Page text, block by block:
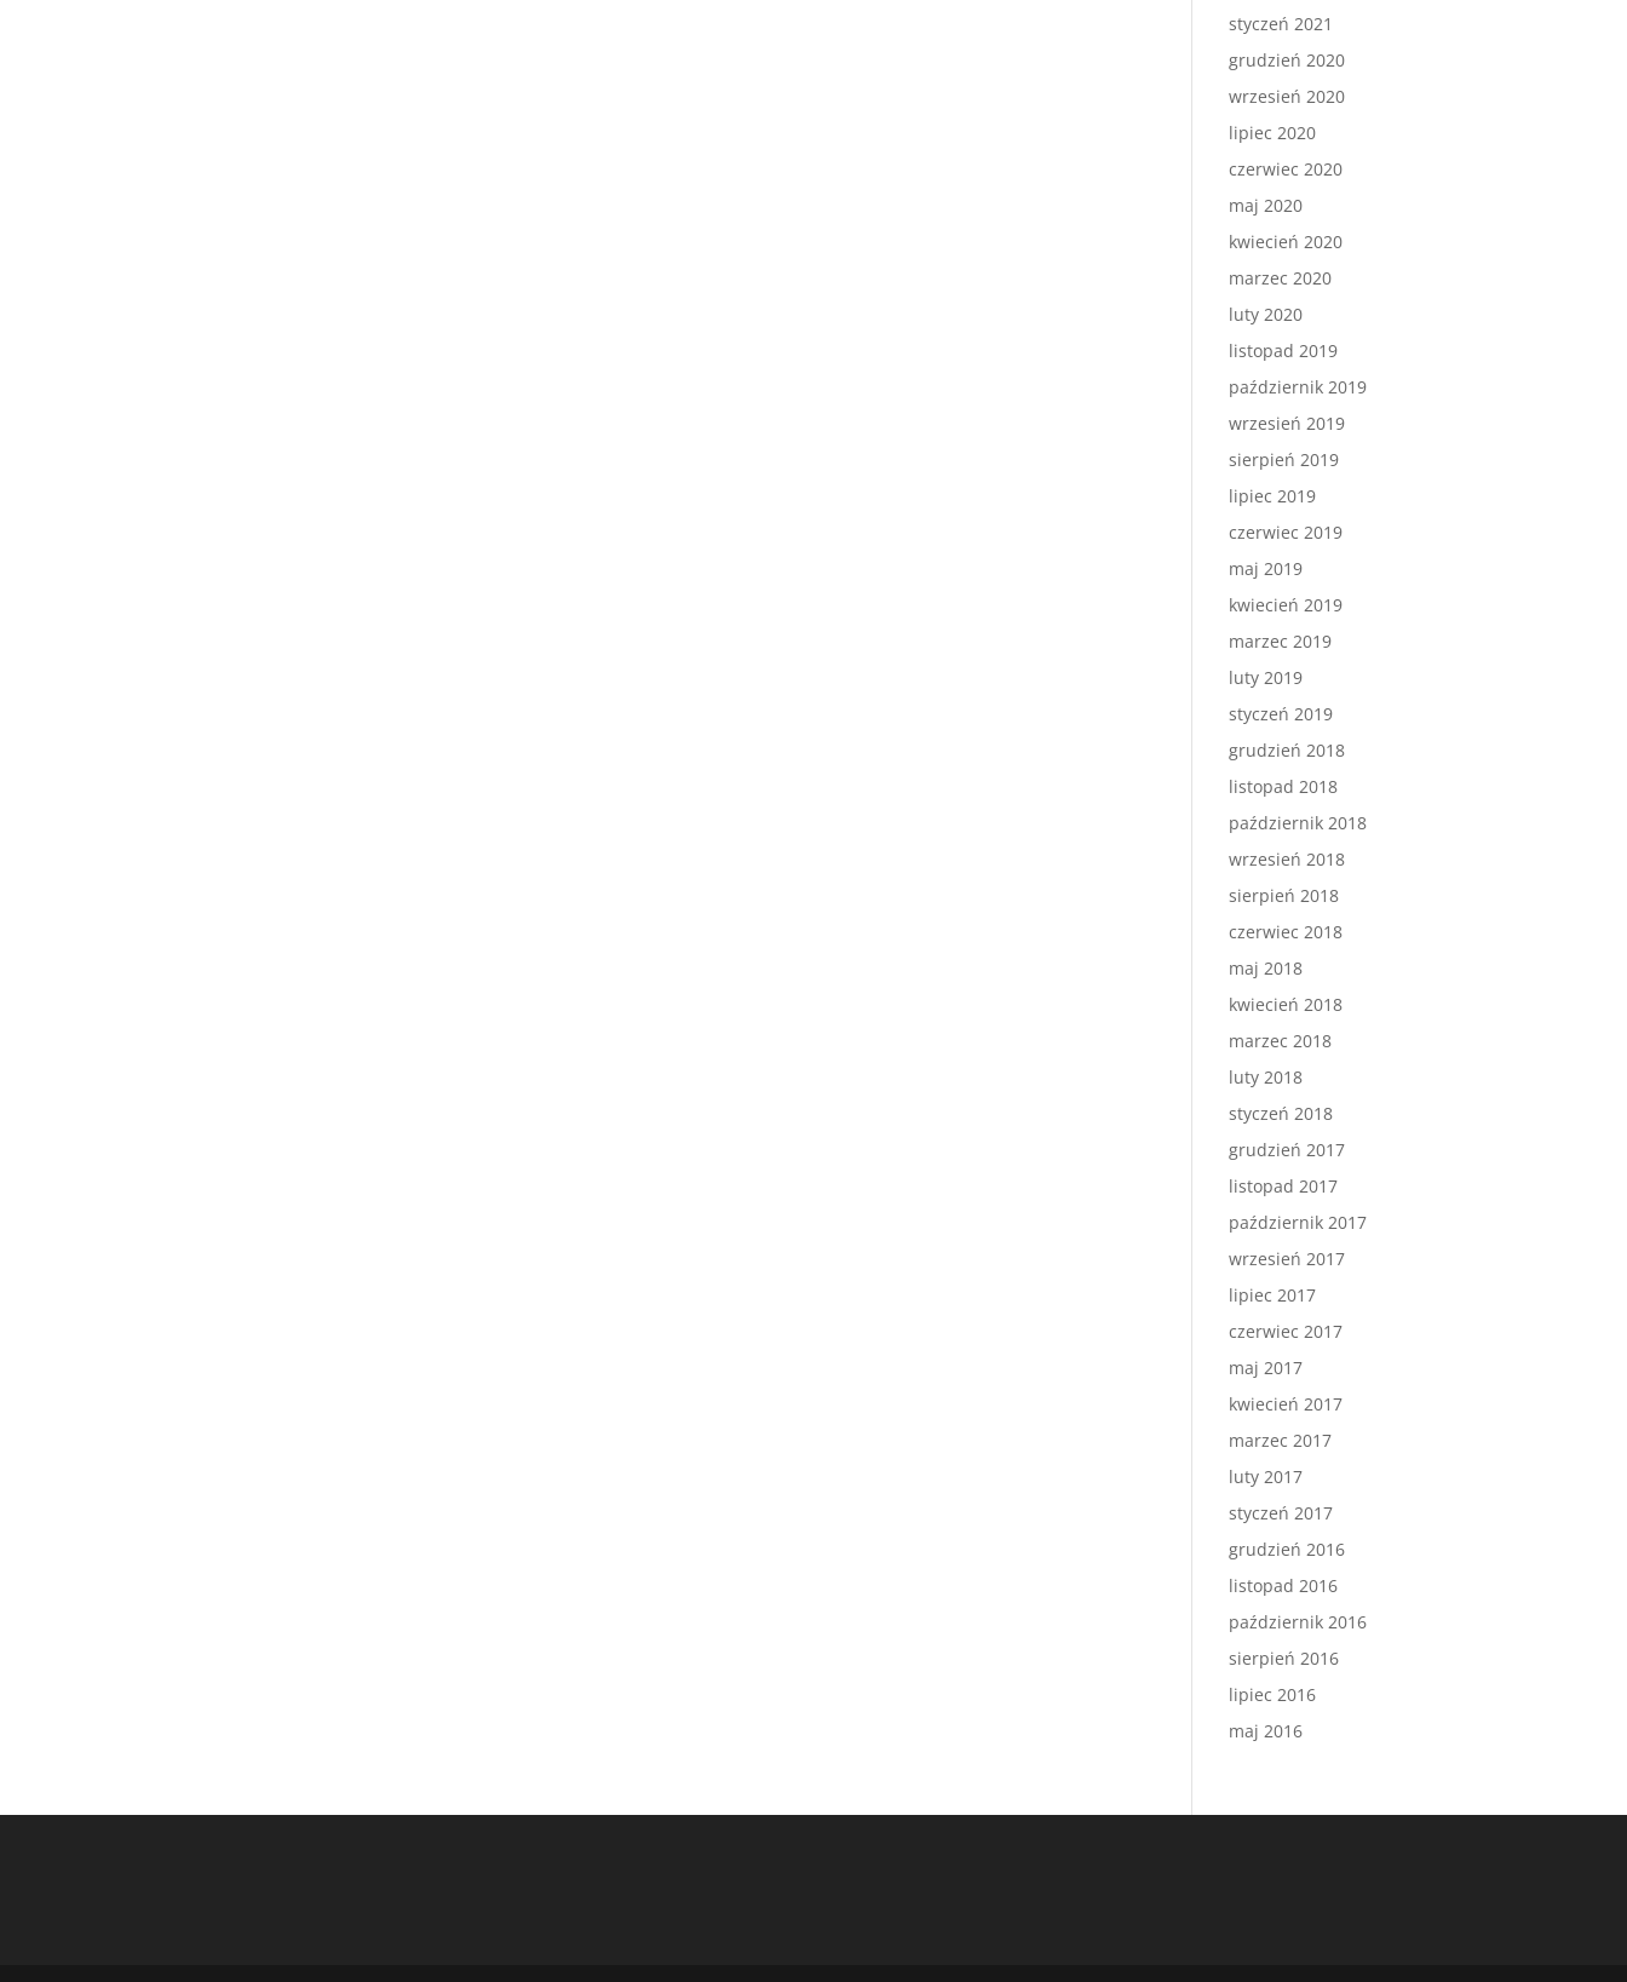
styczeń 2021
grudzień 2020
wrzesień 2020
lipiec 2020
czerwiec 2020
maj 2020
kwiecień 2020
marzec 2020
luty 2020
listopad 2019
październik 2019
wrzesień 2019
sierpień 2019
lipiec 2019
czerwiec 2019
maj 2019
kwiecień 2019
marzec 2019
luty 2019
styczeń 2019
grudzień 2018
listopad 2018
październik 2018
wrzesień 2018
sierpień 2018
czerwiec 2018
maj 2018
kwiecień 2018
marzec 2018
luty 2018
styczeń 2018
grudzień 2017
listopad 2017
październik 2017
wrzesień 2017
lipiec 2017
czerwiec 2017
maj 2017
kwiecień 2017
marzec 2017
luty 2017
styczeń 2017
grudzień 2016
listopad 2016
październik 2016
sierpień 2016
lipiec 2016
maj 2016